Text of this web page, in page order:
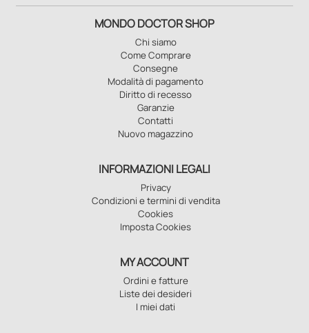
MONDO DOCTOR SHOP
Chi siamo
Come Comprare
Consegne
Modalità di pagamento
Diritto di recesso
Garanzie
Contatti
Nuovo magazzino
INFORMAZIONI LEGALI
Privacy
Condizioni e termini di vendita
Cookies
Imposta Cookies
MY ACCOUNT
Ordini e fatture
Liste dei desideri
I miei dati